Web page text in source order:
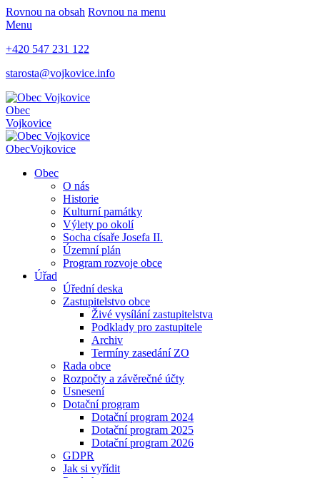
Rovnou na obsah Rovnou na menu
Menu
+420 547 231 122
starosta@vojkovice.info
Obec
Vojkovice
ObecVojkovice
Obec
O nás
Historie
Kulturní památky
Výlety po okolí
Socha císaře Josefa II.
Územní plán
Program rozvoje obce
Úřad
Úřední deska
Zastupitelstvo obce
Živé vysílání zastupitelstva
Podklady pro zastupitele
Archiv
Termíny zasedání ZO
Rada obce
Rozpočty a závěrečné účty
Usnesení
Dotační program
Dotační program 2024
Dotační program 2025
Dotační program 2026
GDPR
Jak si vyřídit